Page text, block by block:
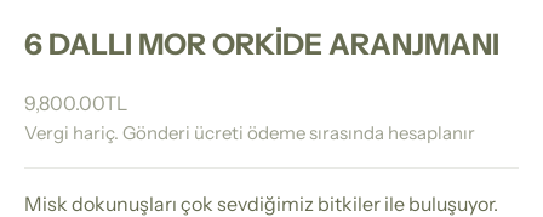
6 DALLI MOR ORKİDE ARANJMANI
İndirimli fiyat
9,800.00TL
Vergi hariç. Gönderi ücreti ödeme sırasında hesaplanır
Misk dokunuşları çok sevdiğimiz bitkiler ile buluşuyor.